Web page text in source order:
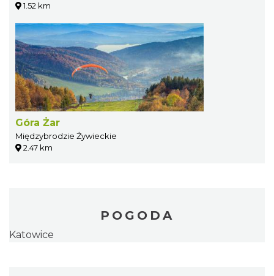
1.52 km
Góra Żar
Międzybrodzie Żywieckie
2.47 km
POGODA
Katowice